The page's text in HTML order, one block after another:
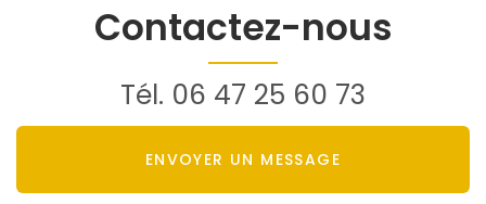
Contactez-nous
Tél. 06 47 25 60 73
ENVOYER UN MESSAGE